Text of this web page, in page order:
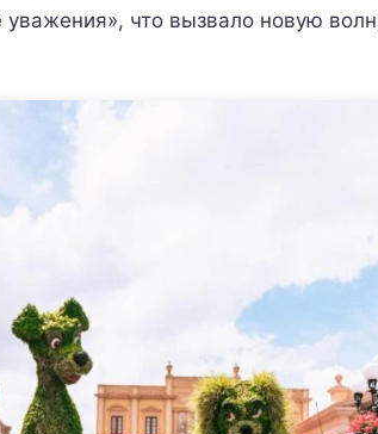
уважения», что вызвало новую